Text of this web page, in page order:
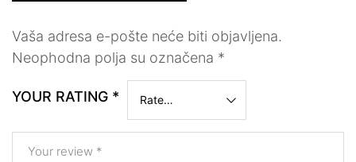
Vaša adresa e-pošte neće biti objavljena.
Neophodna polja su označena *
YOUR RATING *
Your review *